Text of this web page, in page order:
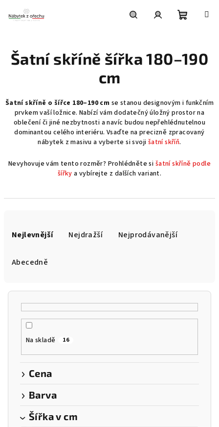
obsah
košík
Šatní skříně šířka 180–190
cm
Šatní skříně o šířce 180–190 cm se stanou designovým i funkčním
prvkem vaší ložnice. Nabízí vám dodatečný úložný prostor na
oblečení či jiné nezbytnosti a navíc budou nepřehlédnutelnou
dominantou celého interiéru. Vsaďte na precizně zpracovaný
nábytek z masivu a vyberte si svoji šatní skříň.
Nevyhovuje vám tento rozměr? Prohlédněte si šatní skříně podle
šířky a vybírejte z dalších variant.
Nejlevnější Nejdražší Nejprodávanější
Abecedně
Na skladě 16
Cena
Barva
Šířka v cm